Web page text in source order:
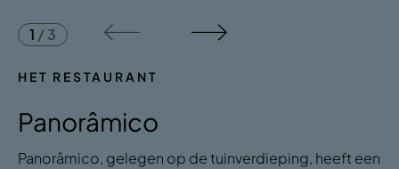
HET RESTAURANT
Panorâmico
Panorâmico, gelegen op de tuinverdieping, heeft een
1 / 3